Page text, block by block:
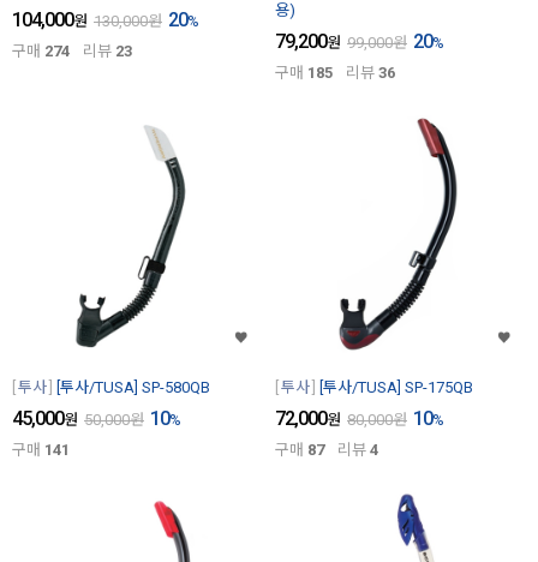
104,000원 130,000원 20%
구매 274 리뷰 23
용)
79,200원 99,000원 20%
구매 185 리뷰 36
투사 [투사/TUSA] SP-580QB
45,000원 50,000원 10%
구매 141
투사 [투사/TUSA] SP-175QB
72,000원 80,000원 10%
구매 87 리뷰 4